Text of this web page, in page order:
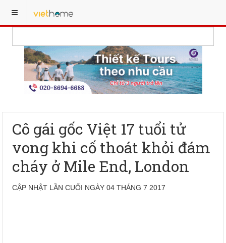
Cô gái gốc Việt 17 tuổi tử
vong khi cố thoát khỏi đám
cháy ở Mile End, London
CẬP NHẬT LẦN CUỐI NGÀY 04 THÁNG 7 2017